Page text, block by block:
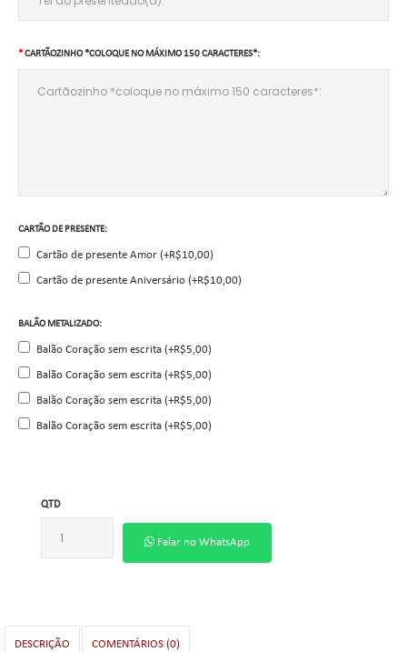
CARTÃOZINHO *COLOQUE NO MÁXIMO 150 CARACTERES*:
CARTÃO DE PRESENTE:
Cartão de presente Amor (+R$10,00)
Cartão de presente Aniversário (+R$10,00)
BALÃO METALIZADO:
Balão Coração sem escrita (+R$5,00)
Balão Coração sem escrita (+R$5,00)
Balão Coração sem escrita (+R$5,00)
Balão Coração sem escrita (+R$5,00)
QTD
Falar no WhatsApp
DESCRIÇÃO COMENTÁRIOS (0)